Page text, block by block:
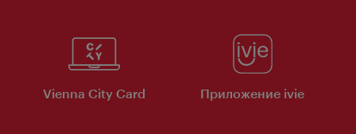
Vienna City Card Приложение ivie